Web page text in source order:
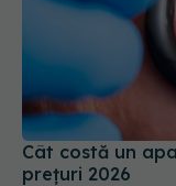
Cât costă un
prețuri 2026